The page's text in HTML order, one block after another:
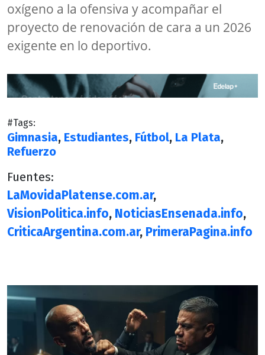
oxígeno a la ofensiva y acompañar el
proyecto de renovación de cara a un 2026
exigente en lo deportivo.
#Tags:
Gimnasia, Estudiantes, Fútbol, La Plata,
Refuerzo
Fuentes:
LaMovidaPlatense.com.ar,
VisionPolitica.info, NoticiasEnsenada.info,
CriticaArgentina.com.ar, PrimeraPagina.info